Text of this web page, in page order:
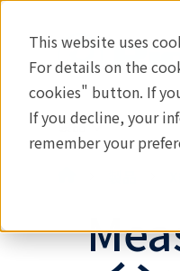
This website uses
For details on the
cookies" button. If
If you decline, your
remember your
製品